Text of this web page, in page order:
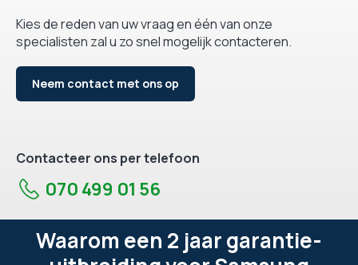
Kies de reden van uw vraag en één van onze
specialisten zal u zo snel mogelijk contacteren.
Neem contact met ons op
Contacteer ons per telefoon
070 499 01 56
Waarom een 2 jaar garantie-